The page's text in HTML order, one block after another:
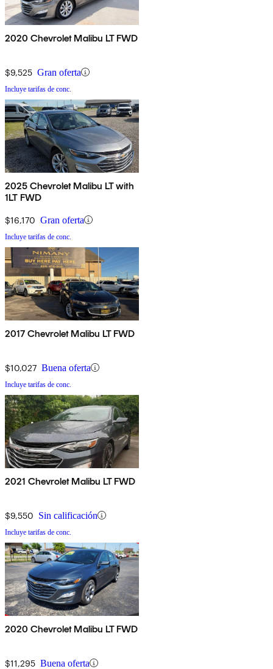
2020 Chevrolet Malibu LT FWD
$9,525 Gran oferta
Incluye tarifas de conc.
2025 Chevrolet Malibu LT with
1LT FWD
$16,170 Gran oferta
Incluye tarifas de conc.
2017 Chevrolet Malibu LT FWD
$10,027 Buena oferta
Incluye tarifas de conc.
2021 Chevrolet Malibu LT FWD
$9,550 Sin calificación
Incluye tarifas de conc.
2020 Chevrolet Malibu LT FWD
$11,295 Buena oferta